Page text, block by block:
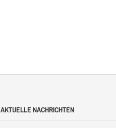
AKTUELLE NACHRICHTEN